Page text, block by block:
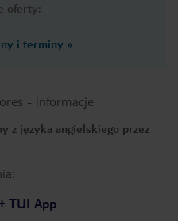
oferty:
i terminy »
- informacje
z języka angielskiego przez
TUI App